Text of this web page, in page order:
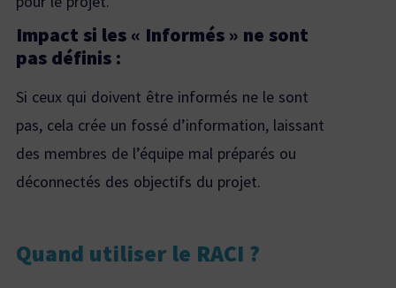
Impact si les « Informés » ne sont
pas définis :
Si ceux qui doivent être informés ne le sont
pas, cela crée un fossé d’information, laissant
des membres de l’équipe mal préparés ou
déconnectés des objectifs du projet.
Quand utiliser le RACI ?